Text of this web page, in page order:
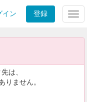
イン 登録
は、
ません。